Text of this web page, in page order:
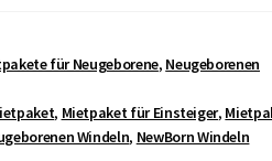
für Neugeborene, Neugeborenen
, Mietpaket für Einsteiger,
Windeln, NewBorn Windeln